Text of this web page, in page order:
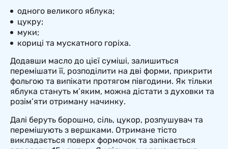
одного великого яблука;
цукру;
муки;
кориці та мускатного горіха.
Додавши масло до цієї суміші, залишиться
перемішати її, розподілити на дві форми, прикрити
фольгою та випікати протягом півгодини. Як тільки
яблука стануть м’яким, можна дістати з духовки та
розім’яти отриману начинку.
Далі беруть борошно, сіль, цукор, розпушувач та
перемішують з вершками. Отримане тісто
викладається поверх формочок та запікається